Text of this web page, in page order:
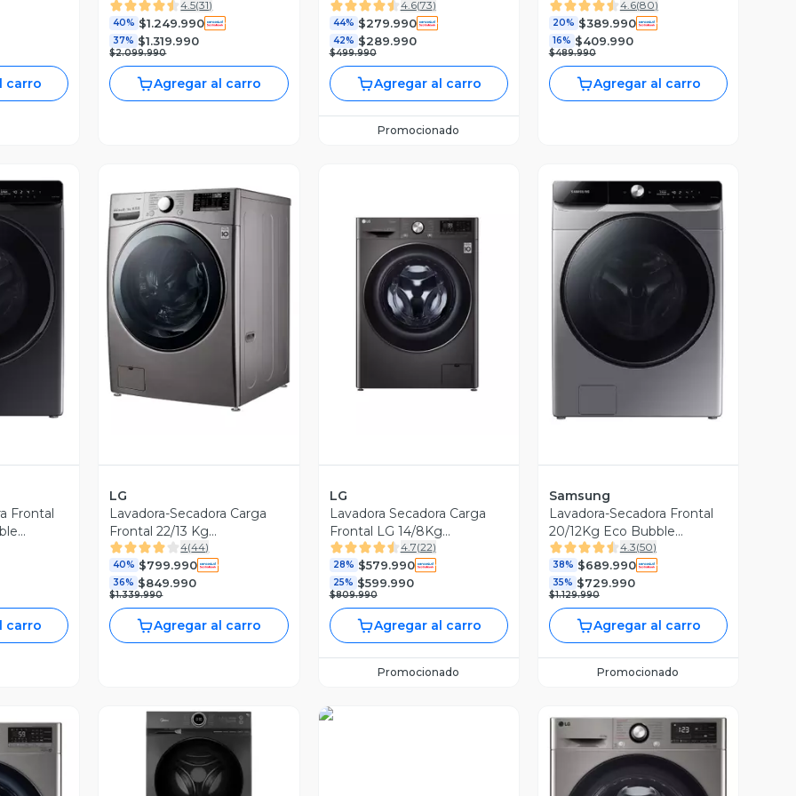
2025
carro
4.5(31)
40% $1.249.990
37% $1.319.990
$2.099.990
Agregar al carro
095B/W
4.6(73)
44% $279.990
42% $289.990
$499.990
Agregar al carro
Promocionado
MF200D130WB/T
4.6(80)
20% $389.990
16% $409.990
$489.990
Agregar al carro
Frontal
carro
Vista Previa
LG
Lavadora-Secadora Carga
Frontal 22/13 Kg
WD22VV2S6 Steam
4(44)
40% $799.990
36% $849.990
$1.339.990
Agregar al carro
Vista Previa
LG
Lavadora Secadora Carga
Frontal LG 14/8Kg
WD14BVC2S6 con
Tecnología Steam+, AIDD,
ThinQ
4.7(22)
28% $579.990
25% $599.990
$809.990
Agregar al carro
Promocionado
Samsung
Lavadora-Secadora Frontal
20/12Kg Eco Bubble
WD20T6300GP/ZS
4.3(50)
38% $689.990
35% $729.990
$1.129.990
Agregar al carro
Promocionado